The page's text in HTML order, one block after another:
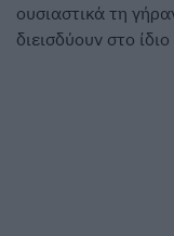
ουσιαστικά τη
διεισδύουν στο